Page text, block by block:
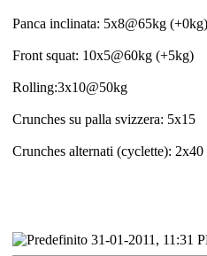
Panca inclinata: 5x8@65kg
Front squat: 10x5@60kg (+5kg)
Rolling:3x10@50kg
Crunches su palla svizzera: 5x15
Crunches alternati (cyclette): 2x40
31-01-2011, 11:31